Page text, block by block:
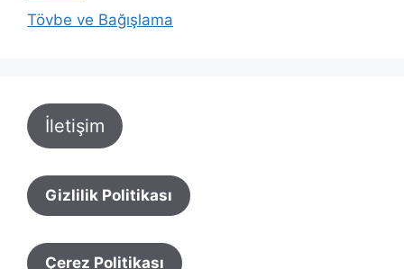
Tövbe ve Bağışlama
İletişim
Gizlilik Politikası
Çerez Politikası